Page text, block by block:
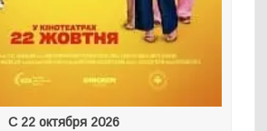
С 22 октября 2026